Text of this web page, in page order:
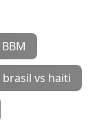
BBM
brasil vs haiti